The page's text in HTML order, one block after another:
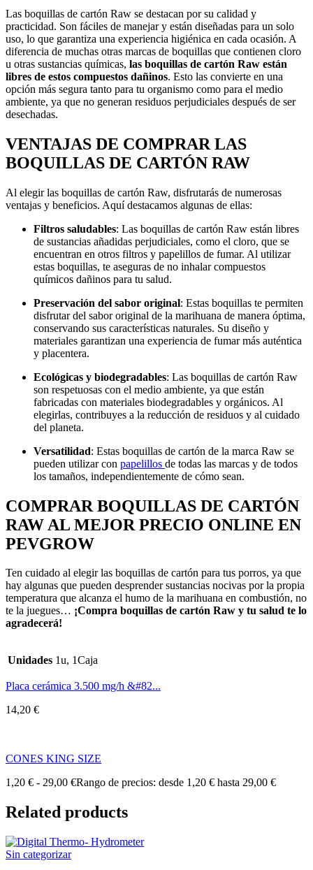
Las boquillas de cartón Raw se destacan por su calidad y
practicidad. Son fáciles de manejar y están diseñadas para un solo
uso, lo que garantiza una experiencia higiénica en cada ocasión. A
diferencia de muchas otras marcas de boquillas que contienen cloro
u otras sustancias químicas, las boquillas de cartón Raw están
libres de estos compuestos dañinos. Esto las convierte en una
opción más segura tanto para tu organismo como para el medio
ambiente, ya que no generan residuos perjudiciales después de ser
desechadas.
VENTAJAS DE COMPRAR LAS
BOQUILLAS DE CARTÓN RAW
Al elegir las boquillas de cartón Raw, disfrutarás de numerosas
ventajas y beneficios. Aquí destacamos algunas de ellas:
Filtros saludables: Las boquillas de cartón Raw están libres
de sustancias añadidas perjudiciales, como el cloro, que se
encuentran en otros filtros y papelillos de fumar. Al utilizar
estas boquillas, te aseguras de no inhalar compuestos
químicos dañinos para tu salud.
Preservación del sabor original: Estas boquillas te permiten
disfrutar del sabor original de la marihuana de manera óptima,
conservando sus características naturales. Su diseño y
materiales garantizan una experiencia de fumar más auténtica
y placentera.
Ecológicas y biodegradables: Las boquillas de cartón Raw
son respetuosas con el medio ambiente, ya que están
fabricadas con materiales biodegradables y orgánicos. Al
elegirlas, contribuyes a la reducción de residuos y al cuidado
del planeta.
Versatilidad: Estas boquillas de cartón de la marca Raw se
pueden utilizar con papelillos de todas las marcas y de todos
los tamaños, independientemente de cómo sean.
COMPRAR BOQUILLAS DE CARTÓN
RAW AL MEJOR PRECIO ONLINE EN
PEVGROW
Ten cuidado al elegir las boquillas de cartón para tus porros, ya que
hay algunas que pueden desprender sustancias nocivas por la propia
temperatura que alcanza el humo de la marihuana en combustión, no
te la juegues… ¡Compra boquillas de cartón Raw y tu salud te lo
agradecerá!
Unidades 1u, 1Caja
Placa cerámica 3.500 mg/h &#82...
14,20 €
CONES KING SIZE
1,20 € - 29,00 €Rango de precios: desde 1,20 € hasta 29,00 €
Related products
Sin categorizar